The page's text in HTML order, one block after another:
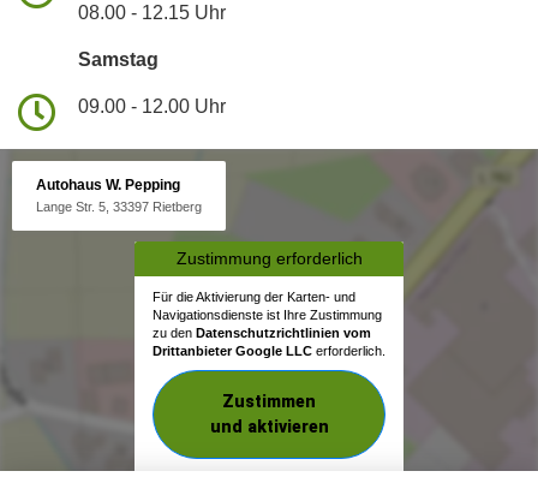
08.00 - 12.15 Uhr
Samstag
09.00 - 12.00 Uhr
Autohaus W. Pepping
Lange Str. 5, 33397 Rietberg
Zustimmung erforderlich
Für die Aktivierung der Karten- und
Navigationsdienste ist Ihre Zustimmung
zu den Datenschutzrichtlinien vom
Drittanbieter Google LLC erforderlich.
Zustimmen
und aktivieren